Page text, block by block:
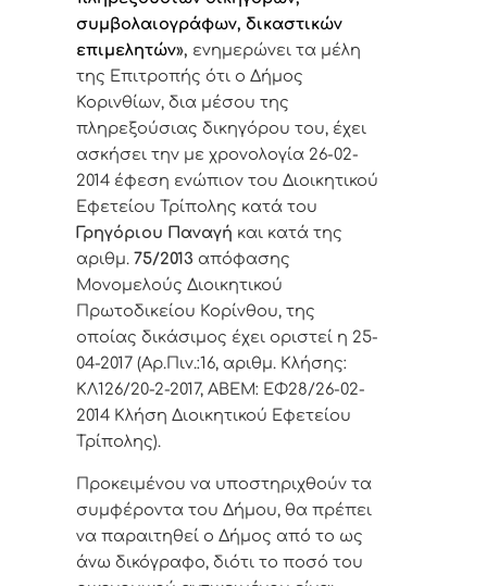
συμβολαιογράφων, δικαστικών
επιμελητών», ενημερώνει τα μέλη
της Επιτροπής ότι ο Δήμος
Κορινθίων, δια μέσου της
πληρεξούσιας δικηγόρου του, έχει
ασκήσει την με χρονολογία 26-02-
2014 έφεση ενώπιον του Διοικητικού
Εφετείου Τρίπολης κατά του
Γρηγόριου Παναγή και κατά της
αριθμ. 75/2013 απόφασης
Μονομελούς Διοικητικού
Πρωτοδικείου Κορίνθου, της
οποίας δικάσιμος έχει οριστεί η 25-
04-2017 (Αρ.Πιν.:16, αριθμ. Κλήσης:
ΚΛ126/20-2-2017, ΑΒΕΜ: ΕΦ28/26-02-
2014 Κλήση Διοικητικού Εφετείου
Τρίπολης).
Προκειμένου να υποστηριχθούν τα
συμφέροντα του Δήμου, θα πρέπει
να παραιτηθεί ο Δήμος από το ως
άνω δικόγραφο, διότι το ποσό του